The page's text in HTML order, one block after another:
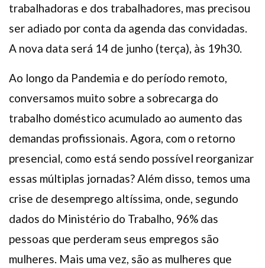
trabalhadoras e dos trabalhadores, mas precisou
ser adiado por conta da agenda das convidadas.
A nova data será 14 de junho (terça), às 19h30.
Ao longo da Pandemia e do período remoto,
conversamos muito sobre a sobrecarga do
trabalho doméstico acumulado ao aumento das
demandas profissionais. Agora, com o retorno
presencial, como está sendo possível reorganizar
essas múltiplas jornadas? Além disso, temos uma
crise de desemprego altíssima, onde, segundo
dados do Ministério do Trabalho, 96% das
pessoas que perderam seus empregos são
mulheres. Mais uma vez, são as mulheres que